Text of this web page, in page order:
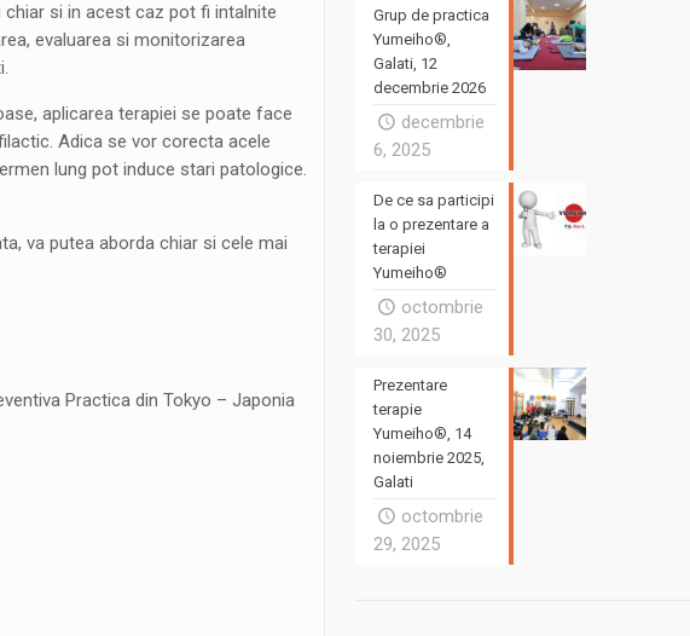
si in acest caz pot fi intalnite
evaluarea si monitorizarea
aplicarea terapiei se poate face
Adica se vor corecta acele
lung pot induce stari patologice.
va putea aborda chiar si cele mai
Practica din Tokyo – Japonia
Grup de practica
Yumeiho®,
Galati, 12
decembrie 2026
decembrie
6, 2025
De ce sa participi
la o prezentare a
terapiei
Yumeiho®
octombrie
30, 2025
Prezentare
terapie
Yumeiho®, 14
noiembrie 2025,
Galati
octombrie
29, 2025